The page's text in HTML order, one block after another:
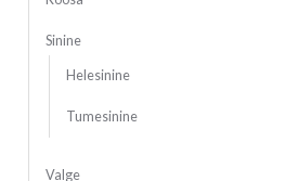
Sinine
Helesinine
Tumesinine
Valge